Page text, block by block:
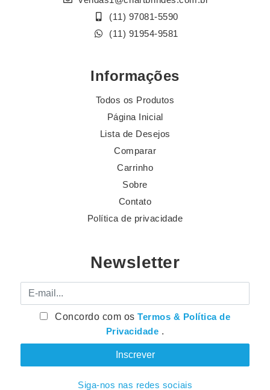
(11) 97081-5590
(11) 91954-9581
Informações
Todos os Produtos
Página Inicial
Lista de Desejos
Comparar
Carrinho
Sobre
Contato
Política de privacidade
Newsletter
E-mail
Concordo com osTermos & Política de
Privacidade .
Siga-nos nas redes sociais